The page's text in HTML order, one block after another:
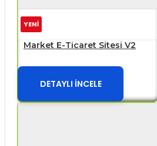
YENİ
Market E-Ticaret Sitesi V2
DETAYLI İNCELE